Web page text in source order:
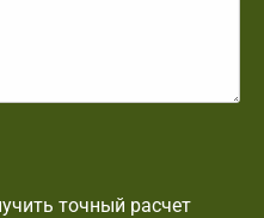
точный расчет